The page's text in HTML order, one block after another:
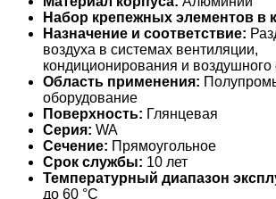
Набор крепежных элементов в
Назначение и соответствие:
воздуха в системах вентиляции,
кондиционирования и воздушного
Область применения:
оборудование
Поверхность: Глянцевая
Серия: WA
Сечение: Прямоугольное
Срок службы: 10 лет
Температурный диапазон
до 60 °С